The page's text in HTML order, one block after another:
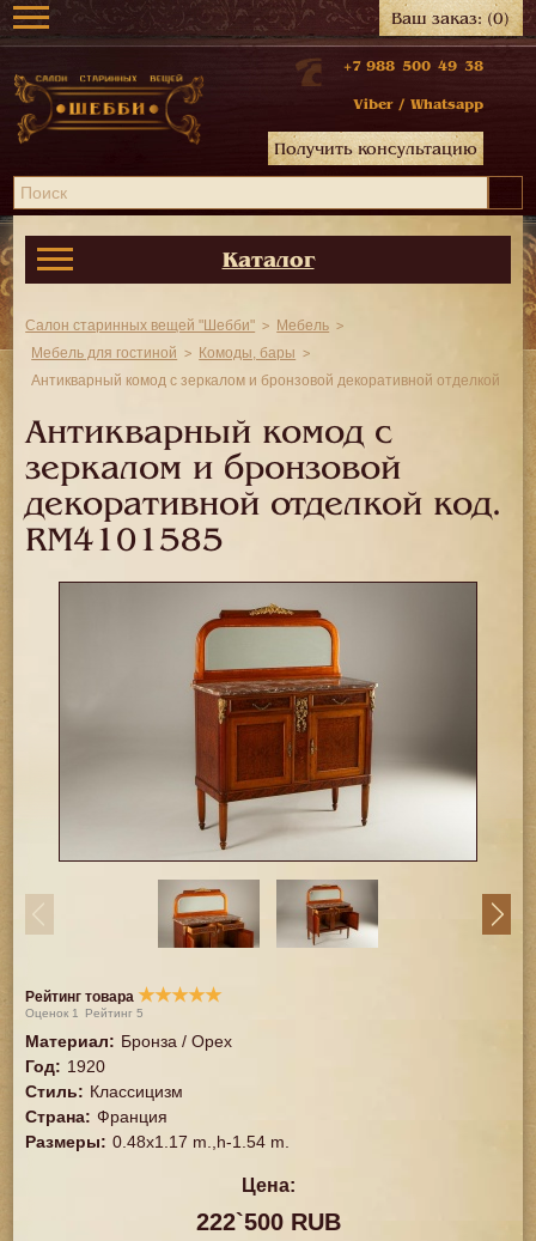
Ваш заказ:(0)
+7 988 500 49 38
Viber / Whatsapp
Получить консультацию
Каталог
Салон старинных вещей "Шебби"
Мебель
Мебель для гостиной
Комоды, бары
Антикварный комод с зеркалом и бронзовой декоративной отделкой
Антикварный комод с
зеркалом и бронзовой
декоративной отделкой код.
RM4101585
Рейтинг товара ★★★★★
Оценок 1 Рейтинг5
Материал: Бронза / Орех
Год: 1920
Стиль: Классицизм
Страна: Франция
Размеры: 0.48x1.17 m.,h-1.54 m.
Цена:
222`500 RUB